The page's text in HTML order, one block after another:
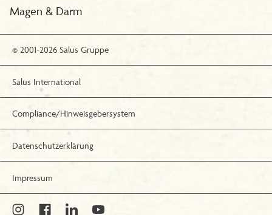
Magen & Darm
© 2001-2026 Salus Gruppe
Salus International
Compliance/Hinweisgebersystem
Datenschutzerklärung
Impressum